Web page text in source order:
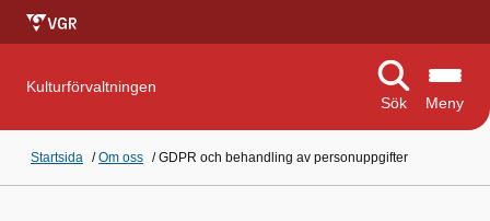
Kulturförvaltningen
Sök
Meny
Startsida /Om oss /GDPR och behandling av personuppgifter